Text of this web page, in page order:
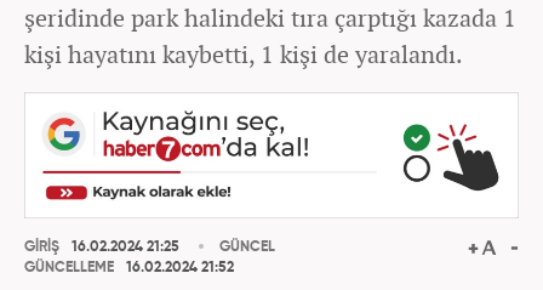
şeridinde park halindeki tıra çarptığı kazada 1
kişi hayatını kaybetti, 1 kişi de yaralandı.
GİRİŞ
16.02.2024 21:25
GÜNCELLEME
16.02.2024 21:52
GÜNCEL